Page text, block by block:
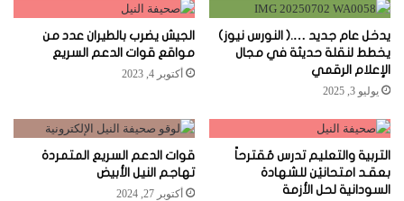
يدخل عام جديد ….( النورس نيوز)
يخطط لنقلة حديثة في مجال
الإعلام الرقمي
يوليو 3, 2025
الجيش يضرب بالطيران عدد من
مواقع قوات الدعم السريع
أكتوبر 4, 2023
التربية والتعليم تدرس مُقترحاً
بعقـد امتحانيْن للشهادة
السودانية لحل الأزمة
قوات الدعم السريع المتمردة
تهاجم النيل الأبيض
أكتوبر 27, 2024